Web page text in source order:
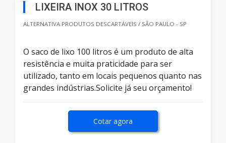
LIXEIRA INOX 30 LITROS
ALTERNATIVA PRODUTOS DESCARTÁVEIS / SÃO PAULO - SP
O saco de lixo 100 litros é um produto de alta
resistência e muita praticidade para ser
utilizado, tanto em locais pequenos quanto nas
grandes indústrias.Solicite já seu orçamento!
Cotar agora